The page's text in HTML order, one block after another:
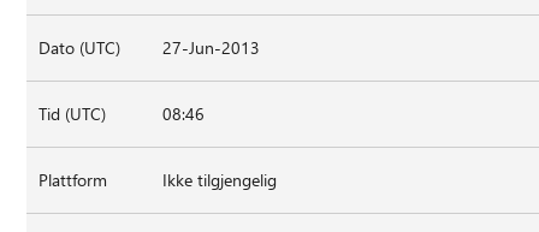
Dato (UTC) 27-Jun-2013
Tid (UTC) 08:46
Plattform Ikke tilgjengelig